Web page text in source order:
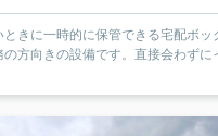
きに一時的に保管できる宅配ボッ
の方向きの設備です。直接会わずに